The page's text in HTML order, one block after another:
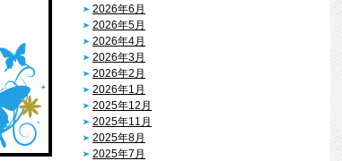
2026年6月
2026年5月
2026年4月
2026年3月
2026年2月
2026年1月
2025年12月
2025年11月
2025年8月
2025年7月